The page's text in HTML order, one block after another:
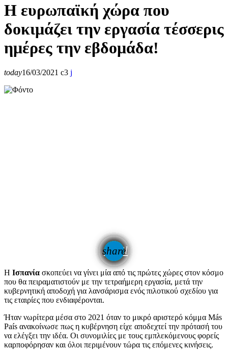
Η ευρωπαϊκή χώρα που
δοκιμάζει την εργασία τέσσερις
ημέρες την εβδομάδα!
today16/03/2021 3
share
email
Η Ισπανία σκοπεύει να γίνει μία από τις πρώτες χώρες στον κόσμο
που θα πειραματιστούν με την τετραήμερη εργασία, μετά την
κυβερνητική αποδοχή για λανσάρισμα ενός πιλοτικού σχεδίου για
τις εταιρίες που ενδιαφέρονται.
Ήταν νωρίτερα μέσα στο 2021 όταν το μικρό αριστερό κόμμα Más
País ανακοίνωσε πως η κυβέρνηση είχε αποδεχτεί την πρότασή του
να ελέγξει την ιδέα. Οι συνομιλίες με τους εμπλεκόμενους φορείς
καρποφόρησαν και όλοι περιμένουν τώρα τις επόμενες κινήσεις.